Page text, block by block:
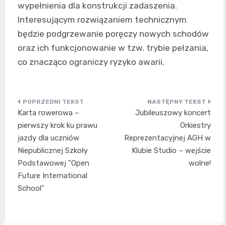
wypełnienia dla konstrukcji zadaszenia.
Interesującym rozwiązaniem technicznym
będzie podgrzewanie poręczy nowych schodów
oraz ich funkcjonowanie w tzw. trybie pełzania,
co znacząco ograniczy ryzyko awarii.
Nawigacja
wpisu
Karta rowerowa –
pierwszy krok ku prawu
jazdy dla uczniów
Niepublicznej Szkoły
Podstawowej "Open
Future International
School"
Jubileuszowy koncert
Orkiestry
Reprezentacyjnej AGH w
Klubie Studio – wejście
wolne!